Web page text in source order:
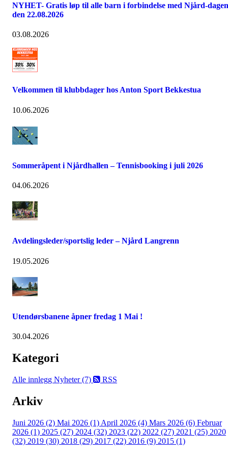
NYHET- Gratis løp til alle barn i forbindelse med Njård-dagen
den 22.08.2026
03.08.2026
Velkommen til klubbdager hos Anton Sport Bekkestua
10.06.2026
Sommeråpent i Njårdhallen – Tennisbooking i juli 2026
04.06.2026
Avdelingsleder/sportslig leder – Njård Langrenn
19.05.2026
Utendørsbanene åpner fredag 1 Mai !
30.04.2026
Kategori
Alle innlegg Nyheter (7) RSS
Arkiv
Juni 2026 (2) Mai 2026 (1) April 2026 (4) Mars 2026 (6) Februar
2026 (1) 2025 (27) 2024 (32) 2023 (22) 2022 (27) 2021 (25) 2020
(32) 2019 (30) 2018 (29) 2017 (22) 2016 (9) 2015 (1)